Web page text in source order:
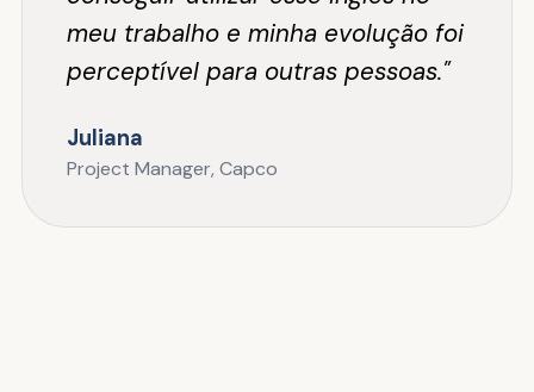
meu trabalho e minha evolução foi
perceptível para outras pessoas."
Juliana
Project Manager, Capco